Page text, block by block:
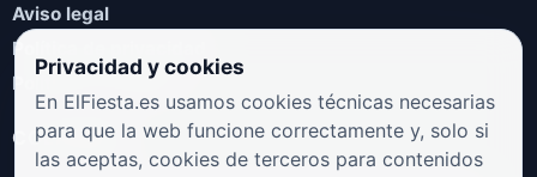
Aviso legal
Política de privacidad
Política de cookies
COLABORA
Privacidad y cookies
En ElFiesta.es usamos cookies técnicas necesarias
para que la web funcione correctamente y, solo si
las aceptas, cookies de terceros para contenidos